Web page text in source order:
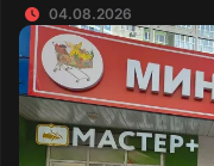
04.08.2026